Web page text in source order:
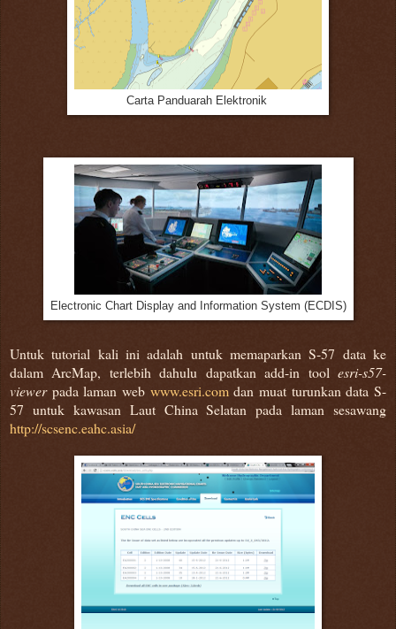
Carta Panduarah Elektronik
Electronic Chart Display and Information System (ECDIS)
Untuk tutorial kali ini adalah untuk memaparkan S-57 data ke
dalam ArcMap, terlebih dahulu dapatkan add-in tool esri-s57-
viewer pada laman web www.esri.comdan muat turunkan data S-
57 untuk kawasan Laut China Selatan pada laman sesawang
http://scsenc.eahc.asia/